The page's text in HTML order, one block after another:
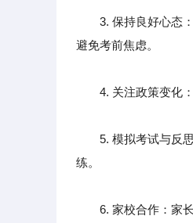
3. 保持良好心态：
避免考前焦虑。
4. 关注政策变化：
5. 模拟考试与反思
练。
6. 家校合作：家长